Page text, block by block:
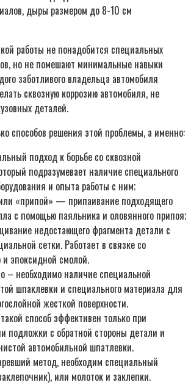
дыры размером до 8-10 см
работы не понадобится специальных
но не помешают минимальные навыки
заботливого владельца автомобиля
сквозную коррозию автомобиля, не
деталей.
способов решения этой проблемы, а именно:
подход к борьбе со сквозной
подразумевает наличие специального
и опыта работы с ним;
«припой» — припаивание подходящего
с помощью паяльника и оловянного припоя;
недостающего фрагмента детали с
сетки. Работает в связке со
и эпоксидной смолой.
– необходимо наличие специальной
шпаклевки и специального материала для
жесткой поверхности.
способ эффективен только при
подложки с обратной стороны детали и
автомобильной шпатлевки.
метод, необходим специальный
или молоток и заклепки.